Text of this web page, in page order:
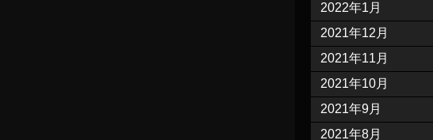
2022年1月
2021年12月
2021年11月
2021年10月
2021年9月
2021年8月